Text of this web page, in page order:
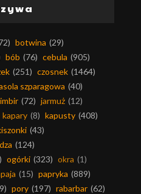
botwina (29)
bób (76) cebula (905)
(251) czosnek (1464)
szparagowa (40)
imbir (72) jarmuż (12)
kapary (8) kapusty (408)
(43)
(124)
ogórki (323) okra (1)
(15) papryka (889)
pory (197) rabarbar (62)